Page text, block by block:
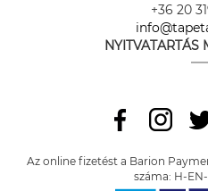
+36 20
NYITVATARTÁS
Az online fizetést a Barion
száma: H-